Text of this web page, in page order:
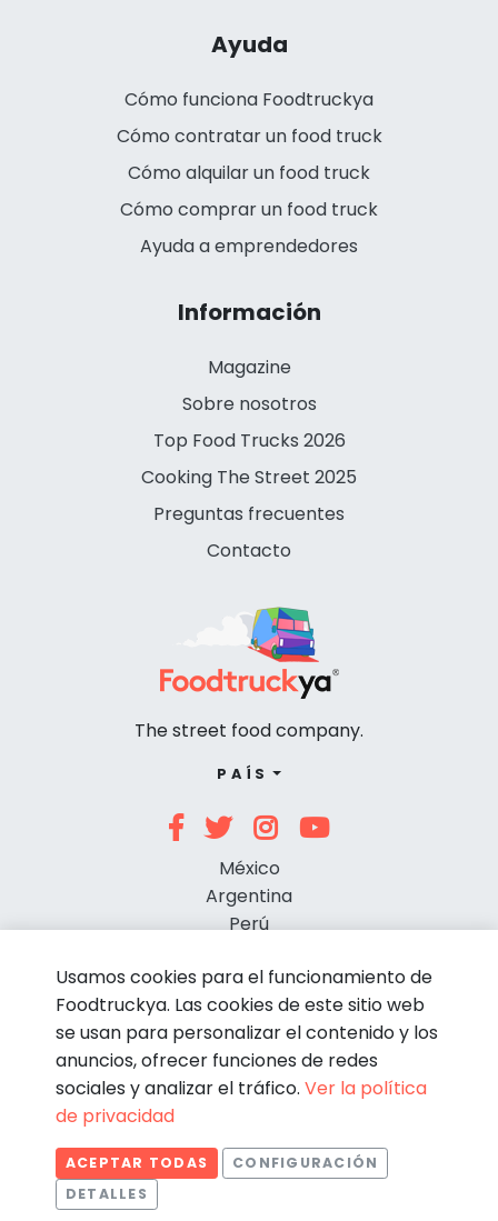
Ayuda
Cómo funciona Foodtruckya
Cómo contratar un food truck
Cómo alquilar un food truck
Cómo comprar un food truck
Ayuda a emprendedores
Información
Magazine
Sobre nosotros
Top Food Trucks 2026
Cooking The Street 2025
Preguntas frecuentes
Contacto
The street food company.
PAÍS
México
Argentina
Perú
© Foodtruckya 2026
Condiciones de contratación Política de privacidad
Aviso legal
Usamos cookies para el funcionamiento de
Foodtruckya. Las cookies de este sitio web
se usan para personalizar el contenido y los
anuncios, ofrecer funciones de redes
sociales y analizar el tráfico. Ver la política
de privacidad
ACEPTAR TODAS
CONFIGURACIÓN
DETALLES